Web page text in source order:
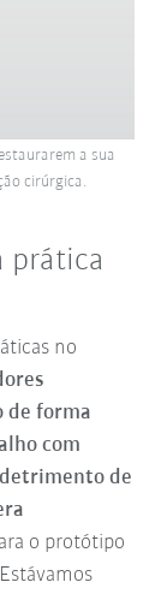
a sua
cirúrgica.
prática
no
de forma
com
de
o protótipo